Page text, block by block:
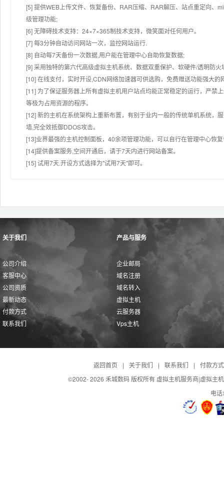
[5] 提供WEB上传文件、恢复备份、RAR压缩、RAR解压、站点重定向、
级管理功能;
[6] 无障碍技术支持：24×7×365制技术支持，微笑面对任何用户。
[7] 每3分钟自动访问网站一次，监控网站运行.
[8] 自动每7天备份一次数据,用户能在管理中心自助恢复数据;
[9] 采用独特的第六代高级虚拟主机系统、数据双重保护、软硬件/透明防火
[10] 在线支付，实时开设,CDN网络加速器可供选购，免费赠送功能强大
[11] 为了保证服务器上所有虚拟主机用户站点均能正常稳定的运行，严禁
等极为占用资源的程序。
[12] 新的主机在系统架构上重新布置，有别于业内一般的传统单机系统，
墙,完全效抵御DDOS攻击。
[13]业界最强的主机控制面板，40余项管理功能，可以自行在管理中心恢
[14]提供备案服务,空间开通后，请于7天内进行网站备案。
[15] 试用7天.开设方式选择为"试用7天"即可。
关于我们
公司介绍
客服中心
公司资质
最新动态
付款方式
联系我们
产品与服务
企业邮局
域名注册
域名转入
虚拟主机
云服务器
Vps主机
返回首页 | 关于我们 | 联系我们 |
付款方式
©2002-2026 禾城数码 版权所有 虚拟主机服务商|虚拟主
电